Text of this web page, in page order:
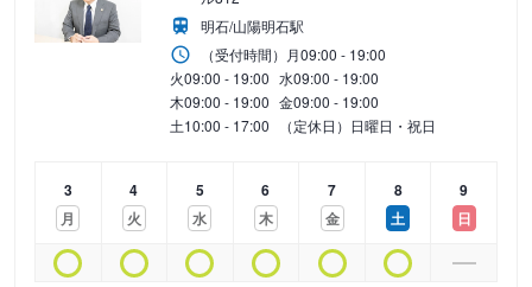
明石/山陽明石駅
（受付時間） 月09:00 - 19:00
火09:00 - 19:00 水09:00 - 19:00
木09:00 - 19:00 金09:00 - 19:00
土10:00 - 17:00 （定休日）日曜日・祝日
3
月
4
火
5
水
6
木
7
金
8
土
9
日